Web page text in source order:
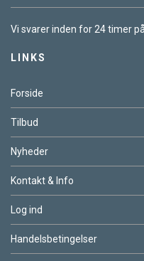
Vi svarer inden for 24 timer
LINKS
Forside
Tilbud
Nyheder
Kontakt & Info
Log ind
Handelsbetingelser